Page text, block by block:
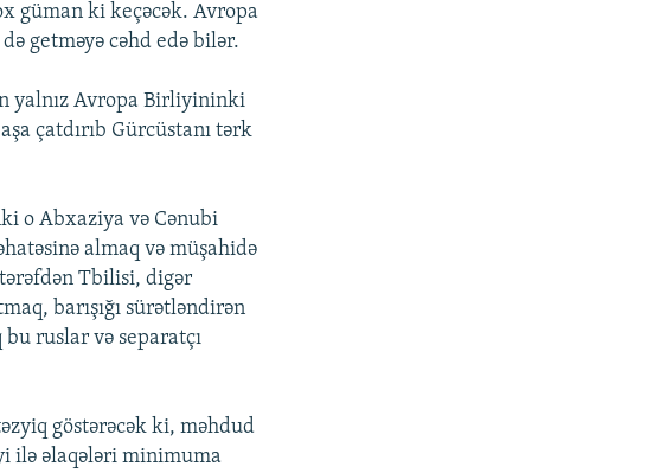
güman ki keçəcək. Avropa
getməyə cəhd edə bilər.
yalnız Avropa Birliyininki
çatdırıb Gürcüstanı tərk
o Abxaziya və Cənubi
almaq və müşahidə
Tbilisi, digər
barışığı sürətləndirən
ruslar və separatçı
göstərəcək ki, məhdud
ilə əlaqələri minimuma